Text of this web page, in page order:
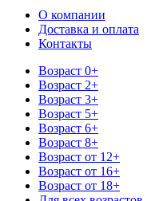
О компании
Доставка и оплата
Контакты
Возраст 0+
Возраст 2+
Возраст 3+
Возраст 5+
Возраст 6+
Возраст 8+
Возраст от 12+
Возраст от 16+
Возраст от 18+